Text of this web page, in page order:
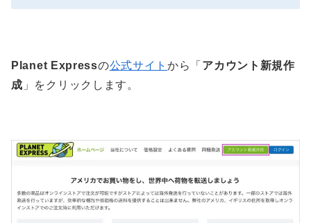
Planet Expressの公式サイトから「 アカウント新規作
成 」をクリックします。